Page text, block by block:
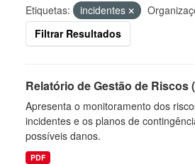
Etiquetas: incidentes
Filtrar Resultados
Relatório de Gestão de Riscos
Apresenta o monitoramento dos
incidentes e os planos de
possíveis danos.
PDF